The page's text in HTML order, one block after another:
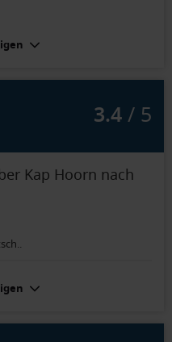
3.4/ 5
Kap Hoorn nach